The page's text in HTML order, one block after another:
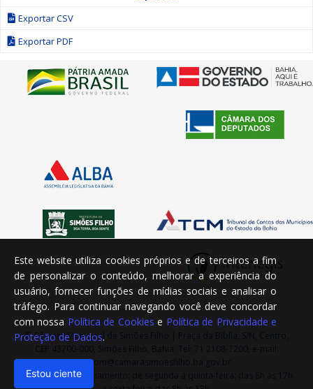
Exportar CSV
Exportar PDF
© Câmara Municipal de Simões Filho | Praça da Bíblia, S/N, Centro,
CEP 43700-000, Simões Filho, Bahia. Tel: 71 2108-7200, e-mail:
ascom@camarasimoesfilho.ba.gov.br.
Horário de Funcionamento: de segunda à quinta-feira: das 8h às 17h
Este website utiliza cookies próprios e de terceiros a fim
de personalizar o conteúdo, melhorar a experiência do
usuário, fornecer funções de mídias sociais e analisar o
tráfego. Para continuar navegando você deve concordar
com nossa Política de Cookies e Política de Privacidade e
Proteção de Dados.
Estou ciente